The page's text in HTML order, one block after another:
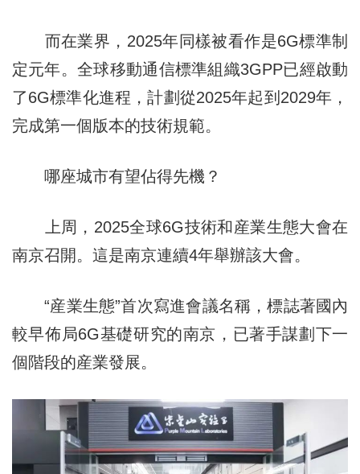
而在業界，2025年同樣被看作是6G標準制
定元年。全球移動通信標準組織3GPP已經啟動
了6G標準化進程，計劃從2025年起到2029年，
完成第一個版本的技術規範。
哪座城市有望佔得先機？
上周，2025全球6G技術和産業生態大會在
南京召開。這是南京連續4年舉辦該大會。
“産業生態”首次寫進會議名稱，標誌著國內
較早佈局6G基礎研究的南京，已著手謀劃下一
個階段的産業發展。